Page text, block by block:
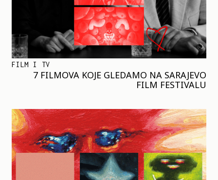
FILM I TV
7 FILMOVA KOJE GLEDAMO NA SARAJEVO
FILM FESTIVALU